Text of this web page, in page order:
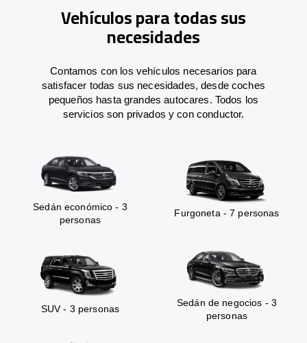
Vehículos para todas sus
necesidades
Contamos con los vehículos necesarios para
satisfacer todas sus necesidades, desde coches
pequeños hasta grandes autocares. Todos los
servicios son privados y con conductor.
Sedán económico - 3
personas
Furgoneta - 7 personas
SUV - 3 personas
Sedán de negocios - 3
personas